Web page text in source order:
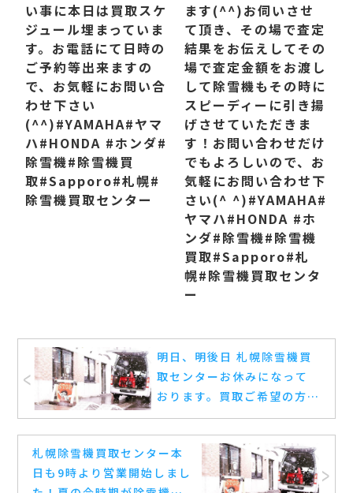
い事に本日は買取スケ
ジュール埋まっていま
す。 お電話にて日時の
ご予約等出来ますの
で、お気軽にお問い合
わせ下さい
(^^) #YAMAHA#ヤマ
ハ #HONDA #ホンダ #
除雪機#除雪機買
取 #Sapporo#札幌 #
除雪機買取センター
ます(^^) お伺いさせ
て頂き、その場で査定
結果をお伝えしてその
場で査定金額をお渡し
して除雪機もその時に
スピーディーに引き揚
げさせていただきま
す！ お問い合わせだけ
でもよろしいので、お
気軽にお問い合わせ下
さい(^ ^) #YAMAHA#
ヤマハ #HONDA #ホ
ンダ #除雪機#除雪機
買取 #Sapporo#札
幌 #除雪機買取センタ
ー
明日、明後日 札幌除雪機買
取センターお休みになって
おります。 買取ご希望の方は
電話&メールは受け付けてお
りますのでご気軽にどうぞ
(^^) #除雪機 #買取 #札幌
#ホンダ #ヤマハ
札幌除雪機買取センター本
日も9時より営業開始しまし